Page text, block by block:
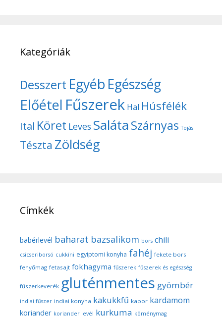
Kategóriák
Desszert Egyéb Egészség
Előétel Fűszerek Hal Húsfélék
Ital Köret Leves SalátaSzárnyas Tojás
Tészta Zöldség
Címkék
babérlevél baharat bazsalikom bors chili
csicseriborsó cukkíni egyiptomi konyha fahéj fekete bors
fenyőmag fetasajt fokhagyma fűszerek fűszerek és egészség
fűszerkeverék gluténmentes gyömbér
indiai fűszer indiai konyha kakukkfű kapor kardamom
koriander koriander levél kurkuma köménymag